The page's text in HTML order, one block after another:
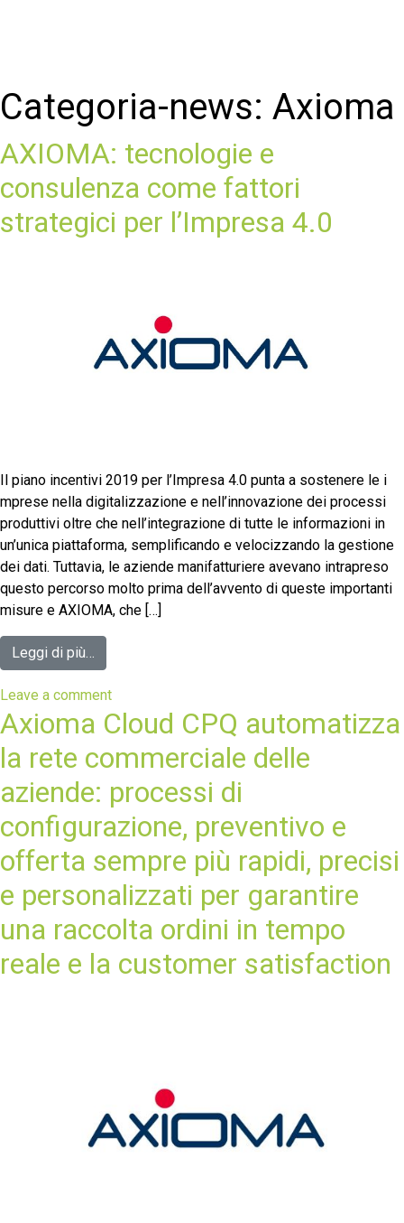
Categoria-news: Axioma
AXIOMA: tecnologie e
consulenza come fattori
strategici per l’Impresa 4.0
Il piano incentivi 2019 per l’Impresa 4.0 punta a sostenere le i
mprese nella digitalizzazione e nell’innovazione dei processi
produttivi oltre che nell’integrazione di tutte le informazioni in
un’unica piattaforma, semplificando e velocizzando la gestione
dei dati. Tuttavia, le aziende manifatturiere avevano intrapreso
questo percorso molto prima dell’avvento di queste importanti
misure e AXIOMA, che […]
Leggi di più…
Leave a comment
Axioma Cloud CPQ automatizza
la rete commerciale delle
aziende: processi di
configurazione, preventivo e
offerta sempre più rapidi, precisi
e personalizzati per garantire
una raccolta ordini in tempo
reale e la customer satisfaction